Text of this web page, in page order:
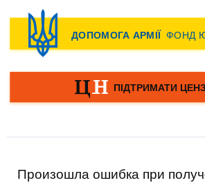
Произошла ошибка при